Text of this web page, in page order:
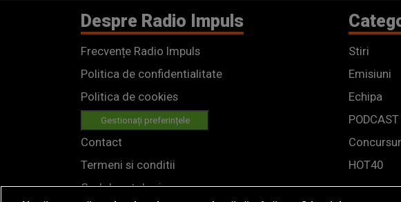
Despre Radio Impuls
Frecvențe Radio Impuls
Politica de confidentialitate
Politica de cookies
Gestionați preferințele
Contact
Termeni si conditii
Cod deontologic
Stiri
Emisiuni
Echipa
PODCAST
HOT40